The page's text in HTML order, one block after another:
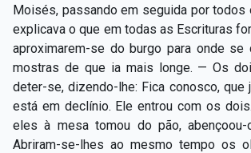
Moisés, passando em seguida por todos
explicava o que em todas as Escrituras
aproximarem-se do burgo para onde se
mostras de que ia mais longe. — Os
deter-se, dizendo-lhe: Fica conosco, que
está em declínio. Ele entrou com os
eles à mesa tomou do pão,
Abriram-se-lhes ao mesmo tempo os